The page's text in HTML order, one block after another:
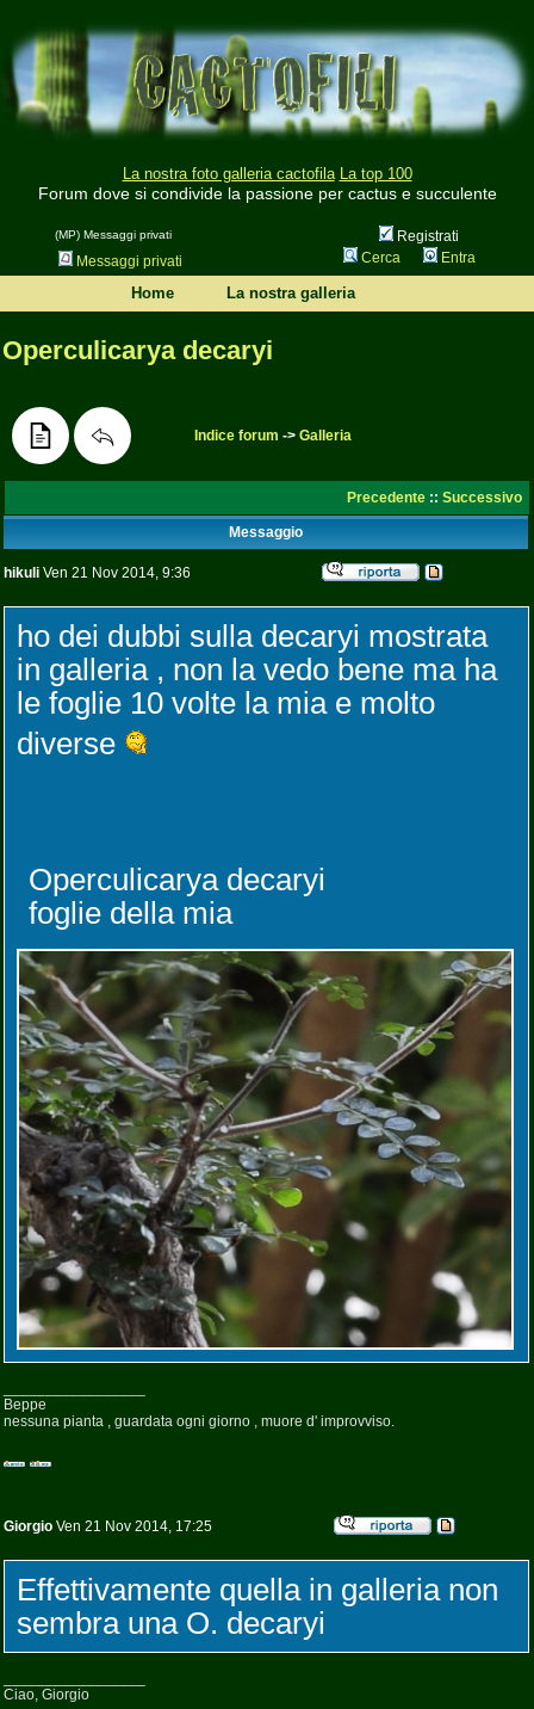
La nostra foto galleria cactofila La top 100
Forum dove si condivide la passione per cactus e succulente
(MP) Messaggi privati
Registrati
Messaggi privati
Cerca Entra
Home La nostra galleria
Operculicarya decaryi
Indice forum -> Galleria
Precedente :: Successivo
Messaggio
hikuli Ven 21 Nov 2014, 9:36
ho dei dubbi sulla decaryi mostrata
in galleria , non la vedo bene ma ha
le foglie 10 volte la mia e molto
diverse
Operculicarya decaryi
foglie della mia
Beppe
nessuna pianta , guardata ogni giorno , muore d' improvviso.
Giorgio Ven 21 Nov 2014, 17:25
Effettivamente quella in galleria non
sembra una O. decaryi
Ciao, Giorgio